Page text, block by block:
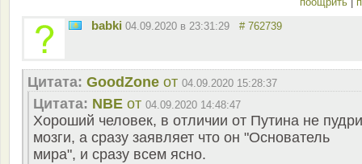
babki 04.09.2020 в 23:31:29 # 762739
Цитата: GoodZone от 04.09.2020 15:28:37
Цитата: NBE от 04.09.2020 14:48:47
Хороший человек, в отличии от Путина не
мозги, а сразу заявляет что он "Основатель
мира", и сразу всем ясно.